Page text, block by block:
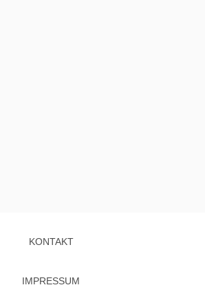
KONTAKT
IMPRESSUM